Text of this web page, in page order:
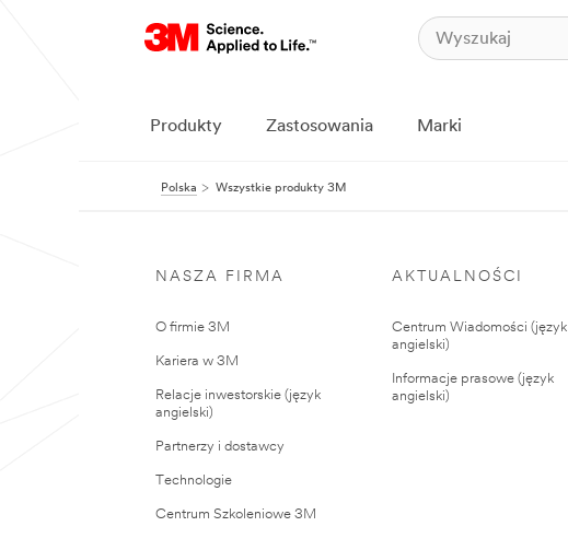
Produkty Zastosowania Marki
Polska Wszystkie produkty 3M
NASZA FIRMA
O firmie 3M
Kariera w 3M
Relacje inwestorskie (język
angielski)
Partnerzy i dostawcy
Technologie
Centrum Szkoleniowe 3M
AKTUALNOŚCI
Centrum Wiadomości (język
angielski)
Informacje prasowe (język
angielski)